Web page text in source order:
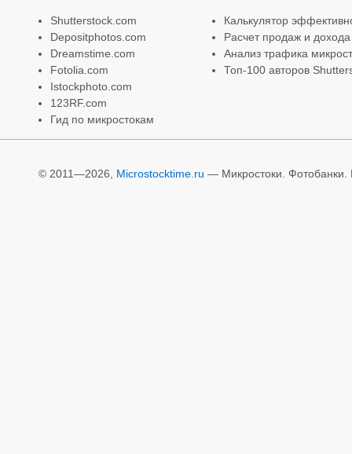
Shutterstock.com
Depositphotos.com
Dreamstime.com
Fotolia.com
Istockphoto.com
123RF.com
Гид по микростокам
Калькулятор
Расчет продаж и дохода
Анализ трафика
Топ-100 авторов
© 2011—2026, Microstocktime.ru — Микростоки. Фотобанки.